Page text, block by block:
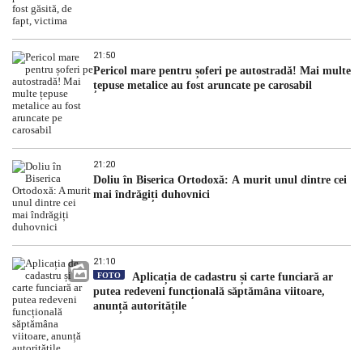
21:50
Pericol mare pentru șoferi pe autostradă! Mai multe
țepuse metalice au fost aruncate pe carosabil
21:20
Doliu în Biserica Ortodoxă: A murit unul dintre cei
mai îndrăgiți duhovnici
21:10
FOTO
Aplicația de cadastru și carte funciară ar
putea redeveni funcțională săptămâna viitoare,
anunță autoritățile